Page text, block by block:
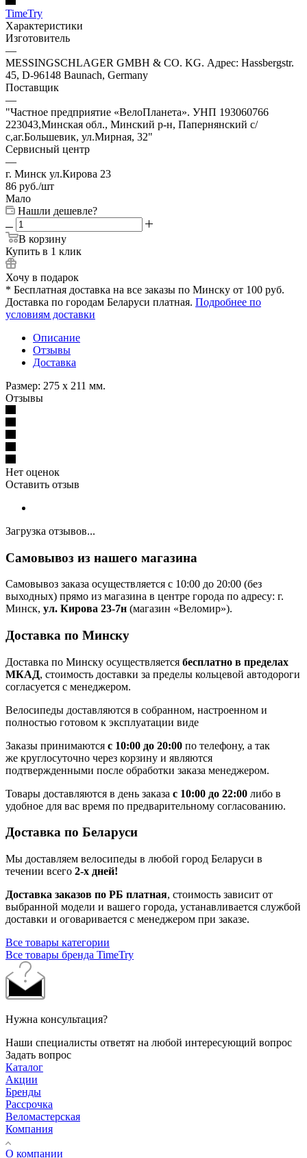
TimeTry
Характеристики
Изготовитель
—
MESSINGSCHLAGER GMBH & CO. KG. Адрес: Hassbergstr.
45, D-96148 Baunach, Germany
Поставщик
—
"Частное предприятие «ВелоПланета». УНП 193060766
223043,Минская обл., Минский р-н, Папернянский с/
с,аг.Большевик, ул.Мирная, 32"
Сервисный центр
—
г. Минск ул.Кирова 23
86 руб./шт
Мало
Нашли дешевле?
В корзину
Купить в 1 клик
Хочу в подарок
* Бесплатная доставка на все заказы по Минску от 100 руб.
Доставка по городам Беларуси платная. Подробнее по
условиям доставки
Описание
Отзывы
Доставка
Размер: 275 x 211 мм.
Отзывы
Нет оценок
Оставить отзыв
Загрузка отзывов...
Самовывоз из нашего магазина
Самовывоз заказа осуществляется с 10:00 до 20:00 (без
выходных) прямо из магазина в центре города по адресу: г.
Минск, ул. Кирова 23-7н (магазин «Веломир»).
Доставка по Минску
Доставка по Минску осуществляется бесплатно в пределах
МКАД, стоимость доставки за пределы кольцевой автодороги
согласуется с менеджером.
Велосипеды доставляются в собранном, настроенном и
полностью готовом к эксплуатации виде
Заказы принимаются с 10:00 до 20:00 по телефону, а так
же круглосуточно через корзину и являются
подтвержденными после обработки заказа менеджером.
Товары доставляются в день заказа с 10:00 до 22:00 либо в
удобное для вас время по предварительному согласованию.
Доставка по Беларуси
Мы доставляем велосипеды в любой город Беларуси в
течении всего 2-х дней!
Доставка заказов по РБ платная, стоимость зависит от
выбранной модели и вашего города, устанавливается службой
доставки и оговаривается с менеджером при заказе.
Все товары категории
Все товары бренда TimeTry
Нужна консультация?
Наши специалисты ответят на любой интересующий вопрос
Задать вопрос
Каталог
Акции
Бренды
Рассрочка
Веломастерская
Компания
О компании